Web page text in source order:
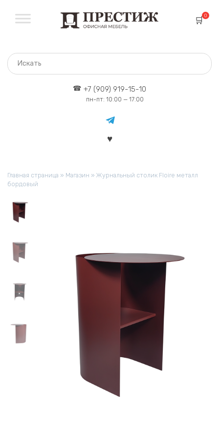
содержанию
0
+7 (909) 919-15-10
пн-пт: 10:00 — 17:00
Главная страница » Магазин » Журнальный столик Floire металл
бордовый